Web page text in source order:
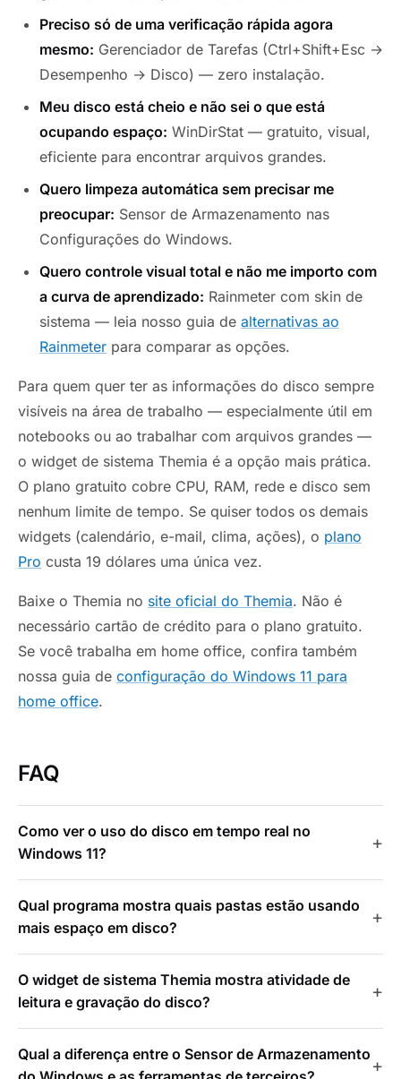
Preciso só de uma verificação rápida agora
mesmo: Gerenciador de Tarefas (Ctrl+Shift+Esc →
Desempenho → Disco) — zero instalação.
Meu disco está cheio e não sei o que está
ocupando espaço: WinDirStat — gratuito, visual,
eficiente para encontrar arquivos grandes.
Quero limpeza automática sem precisar me
preocupar: Sensor de Armazenamento nas
Configurações do Windows.
Quero controle visual total e não me importo com
a curva de aprendizado: Rainmeter com skin de
sistema — leia nosso guia de alternativas ao
Rainmeter para comparar as opções.
Para quem quer ter as informações do disco sempre
visíveis na área de trabalho — especialmente útil em
notebooks ou ao trabalhar com arquivos grandes —
o widget de sistema Themia é a opção mais prática.
O plano gratuito cobre CPU, RAM, rede e disco sem
nenhum limite de tempo. Se quiser todos os demais
widgets (calendário, e-mail, clima, ações), o plano
Pro custa 19 dólares uma única vez.
Baixe o Themia no site oficial do Themia. Não é
necessário cartão de crédito para o plano gratuito.
Se você trabalha em home office, confira também
nossa guia de configuração do Windows 11 para
home office.
FAQ
Como ver o uso do disco em tempo real no
Windows 11?
Qual programa mostra quais pastas estão usando
mais espaço em disco?
O widget de sistema Themia mostra atividade de
leitura e gravação do disco?
Qual a diferença entre o Sensor de Armazenamento